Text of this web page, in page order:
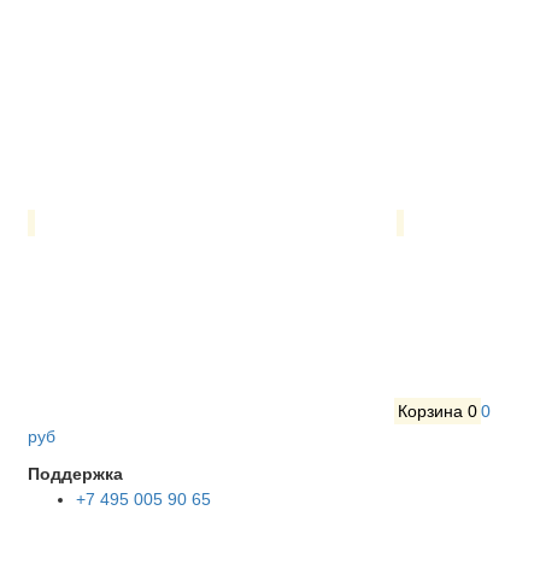
Корзина 00
руб
Поддержка
+7 495 005 90 65